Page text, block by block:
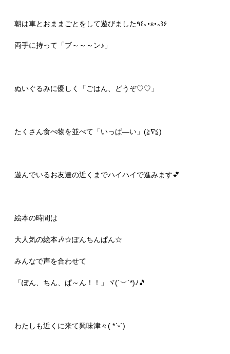
朝は車とおままごとをして遊びました٩꒰｡･ε･｡꒱۶
両手に持って「ブ～～～ン♪」
ぬいぐるみに優しく「ごはん、どうぞ♡♡」
たくさん食べ物を並べて「いっぱ―い」(≧∇≦)
遊んでいるお友達の近くまでハイハイで進みます💕
絵本の時間は
大人気の絵本🎶☆ぽんちんぱん☆
みんなで声を合わせて
「ぽん、ちん、ぱ～ん！！」ヾ(´︶`*)ﾉ🎵
わたしも近くに来て興味津々( *ˊᵕˋ)